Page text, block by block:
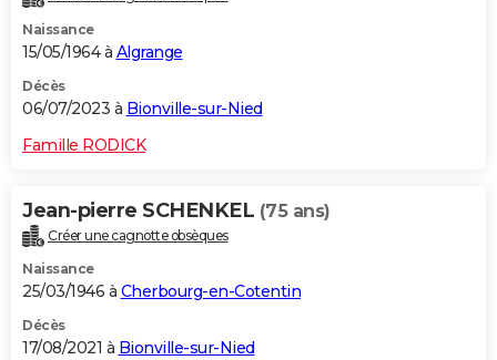
Naissance
15/05/1964 à Algrange
Décès
06/07/2023 à Bionville-sur-Nied
Famille RODICK
Jean-pierre SCHENKEL (75 ans)
Créer une cagnotte obsèques
Naissance
25/03/1946 à Cherbourg-en-Cotentin
Décès
17/08/2021 à Bionville-sur-Nied